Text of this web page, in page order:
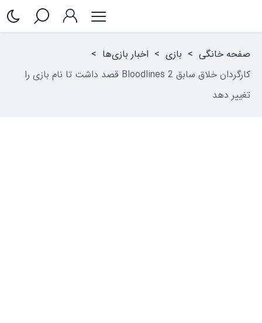
صفحه خانگی > بازی > اخبار بازی‌ها >
کارگردان خلاق سابق Bloodlines 2 قصد داشت تا نام بازی را
تغییر دهد